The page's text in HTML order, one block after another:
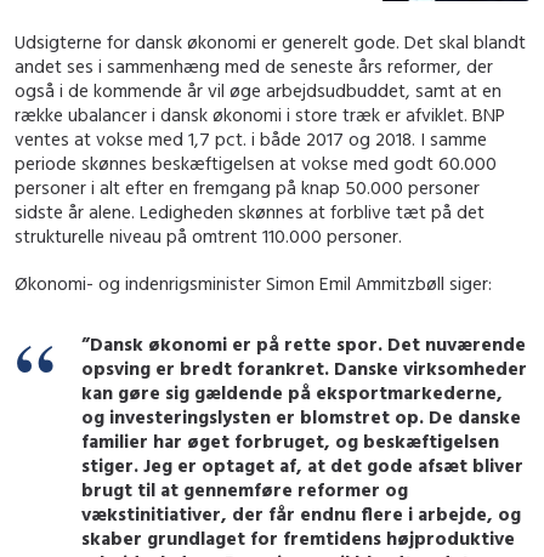
Udsigterne for dansk økonomi er generelt gode. Det skal blandt
andet ses i sammenhæng med de seneste års reformer, der
også i de kommende år vil øge arbejdsudbuddet, samt at en
række ubalancer i dansk økonomi i store træk er afviklet. BNP
ventes at vokse med 1,7 pct. i både 2017 og 2018. I samme
periode skønnes beskæftigelsen at vokse med godt 60.000
personer i alt efter en fremgang på knap 50.000 personer
sidste år alene. Ledigheden skønnes at forblive tæt på det
strukturelle niveau på omtrent 110.000 personer.
Økonomi- og indenrigsminister Simon Emil Ammitzbøll siger:
”Dansk økonomi er på rette spor. Det nuværende
opsving er bredt forankret. Danske virksomheder
kan gøre sig gældende på eksportmarkederne,
og investeringslysten er blomstret op. De danske
familier har øget forbruget, og beskæftigelsen
stiger. Jeg er optaget af, at det gode afsæt bliver
brugt til at gennemføre reformer og
vækstinitiativer, der får endnu flere i arbejde, og
skaber grundlaget for fremtidens højproduktive